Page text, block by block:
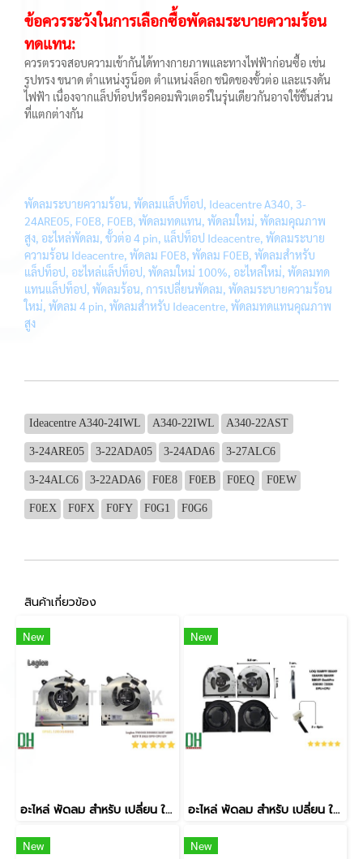
ข้อควรระวังในการเลือกซื้อพัดลมระบายความร้อน
ทดแทน:
ควรตรวจสอบความเข้ากันได้ทางกายภาพและทางไฟฟ้าก่อนซื้อ เช่น
รูปทรง ขนาด ตำแหน่งรูน็อต ตำแหน่งล็อก ชนิดของขั้วต่อ และแรงดัน
ไฟฟ้า เนื่องจากแล็ปท็อปหรือคอมพิวเตอร์ในรุ่นเดียวกันอาจใช้ชิ้นส่วน
ที่แตกต่างกัน
พัดลมระบายความร้อน, พัดลมแล็ปท็อป, Ideacentre A340, 3-
24ARE05, F0E8, F0EB, พัดลมทดแทน, พัดลมใหม่, พัดลมคุณภาพ
สูง, อะไหล่พัดลม, ขั้วต่อ 4 pin, แล็ปท็อป Ideacentre, พัดลมระบาย
ความร้อน Ideacentre, พัดลม F0E8, พัดลม F0EB, พัดลมสำหรับ
แล็ปท็อป, อะไหล่แล็ปท็อป, พัดลมใหม่ 100%, อะไหล่ใหม่, พัดลมทด
แทนแล็ปท็อป, พัดลมร้อน, การเปลี่ยนพัดลม, พัดลมระบายความร้อน
ใหม่, พัดลม 4 pin, พัดลมสำหรับ Ideacentre, พัดลมทดแทนคุณภาพ
สูง
Ideacentre A340-24IWL A340-22IWL A340-22AST
3-24ARE05 3-22ADA05 3-24ADA6 3-27ALC6
3-24ALC6 3-22ADA6 F0E8 F0EB F0EQ F0EW
F0EX F0FX F0FY F0G1 F0G6
สินค้าเกี่ยวข้อง
New
อะไหล่ พัดลม สำหรับ เปลี่ยน ใช้ทดแทน Legion Y9000X R9000X IAH7 ARH7 82TF ปี 2022 GPU+CPU 12V 4PIN
New
อะไหล่ พัดลม สำหรับ เปลี่ยน ใช้ทดแทน LOQ 15ARP9 15IAX9 15IAX9E 15IAX9I 15IRX9 GeekPro G5000 ปี2024 GPU+CPU 5V 4 PIN
New New